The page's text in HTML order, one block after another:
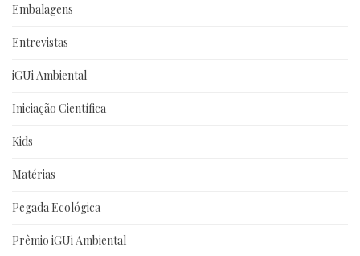
Embalagens
Entrevistas
iGUi Ambiental
Iniciação Científica
Kids
Matérias
Pegada Ecológica
Prêmio iGUi Ambiental